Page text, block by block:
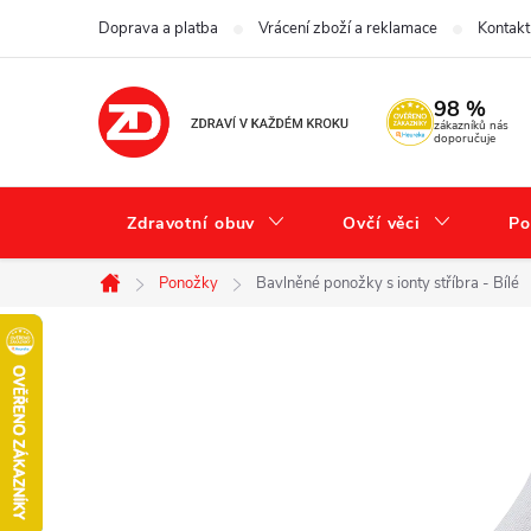
Doprava a platba Vrácení zboží a reklamace Kontakt
98 %
zákazníků nás
doporučuje
Zdravotní obuv Ovčí věci
Domů
Ponožky Bavlněné ponožky s ionty stříbra - Bílé